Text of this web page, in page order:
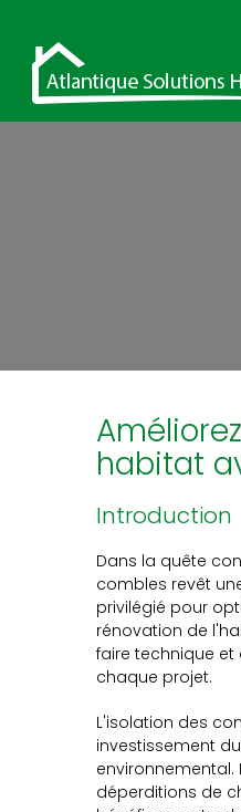
habitat
Introduction
Dans la quête
combles revêt
privilégié pour
rénovation de
faire technique
chaque projet.
L'isolation des
investissement
déperditions de